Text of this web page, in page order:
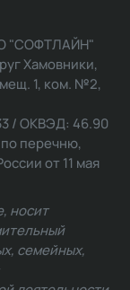
"СОФТЛАЙН"
Хамовники,
1, ком. №2,
/ ОКВЭД: 46.90
по перечню,
от 11 мая
носит
семейных,